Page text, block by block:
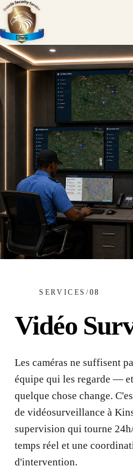
SERVICES/08
Vidéo
Les caméras ne suffisent
équipe qui les regarde —
quelque chose change.
de vidéosurveillance à
supervision qui tourne
temps réel et une
d'intervention.